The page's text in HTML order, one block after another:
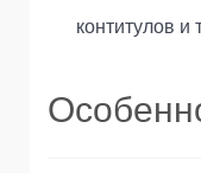
контитулов и